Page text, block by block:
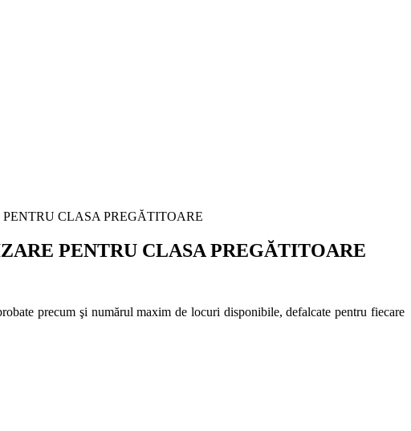
PENTRU CLASA PREGĂTITOARE
PENTRU CLASA PREGĂTITOARE
precum şi numărul maxim de locuri disponibile, defalcate pentru fiecare